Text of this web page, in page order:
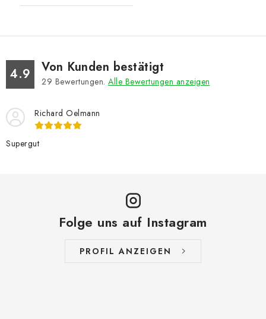
4.9 Von Kunden bestätigt
29 Bewertungen. Alle Bewertungen anzeigen
Richard Oelmann
Supergut
Folge uns auf Instagram
PROFIL ANZEIGEN